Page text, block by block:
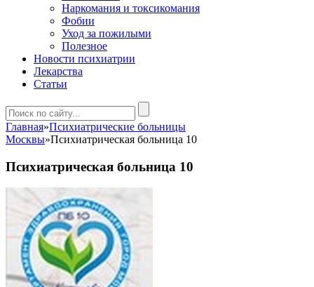
Наркомания и токсикомания
Фобии
Уход за пожилыми
Полезное
Новости психиатрии
Лекарства
Статьи
Главная»Психиатрические больницы
Москвы»Психиатрическая больница 10
Психиатрическая больница 10